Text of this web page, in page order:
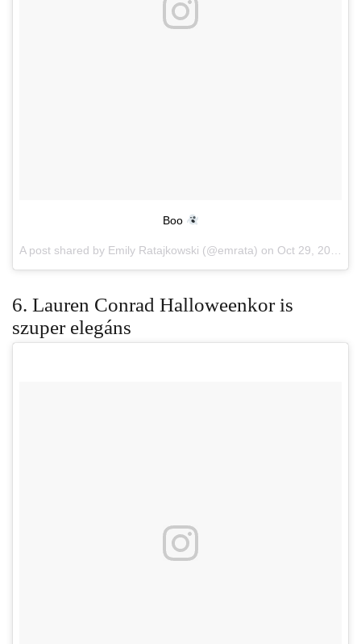
Boo
A post shared by Emily Ratajkowski (@emrata) on Oct 29, 2017 at 10:02am PDT
6. Lauren Conrad Halloweenkor is
szuper elegáns